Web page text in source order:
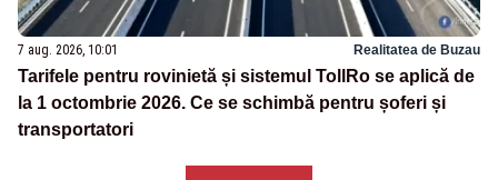
7 aug. 2026, 10:01 Realitatea de Buzau
Tarifele pentru rovinietă și sistemul TollRo se aplică de
la 1 octombrie 2026. Ce se schimbă pentru șoferi și
transportatori